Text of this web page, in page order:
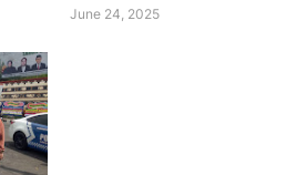
June 24, 2025